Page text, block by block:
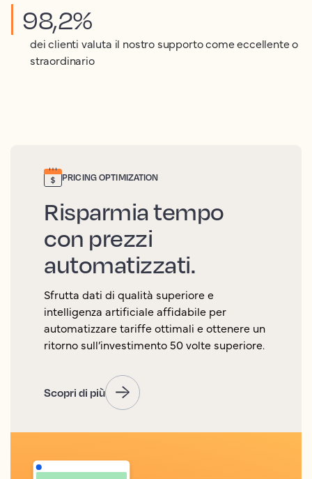
98,2%
dei clienti valuta il nostro supporto come eccellente o
straordinario
PRICING OPTIMIZATION
Risparmia tempo
con prezzi
automatizzati.
Sfrutta dati di qualità superiore e
intelligenza artificiale affidabile per
automatizzare tariffe ottimali e ottenere un
ritorno sull’investimento 50 volte superiore.
Scopri di più